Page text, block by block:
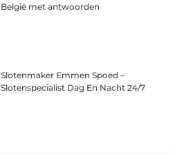
België met antwoorden
Slotenmaker Emmen Spoed –
Slotenspecialist Dag En Nacht 24/7